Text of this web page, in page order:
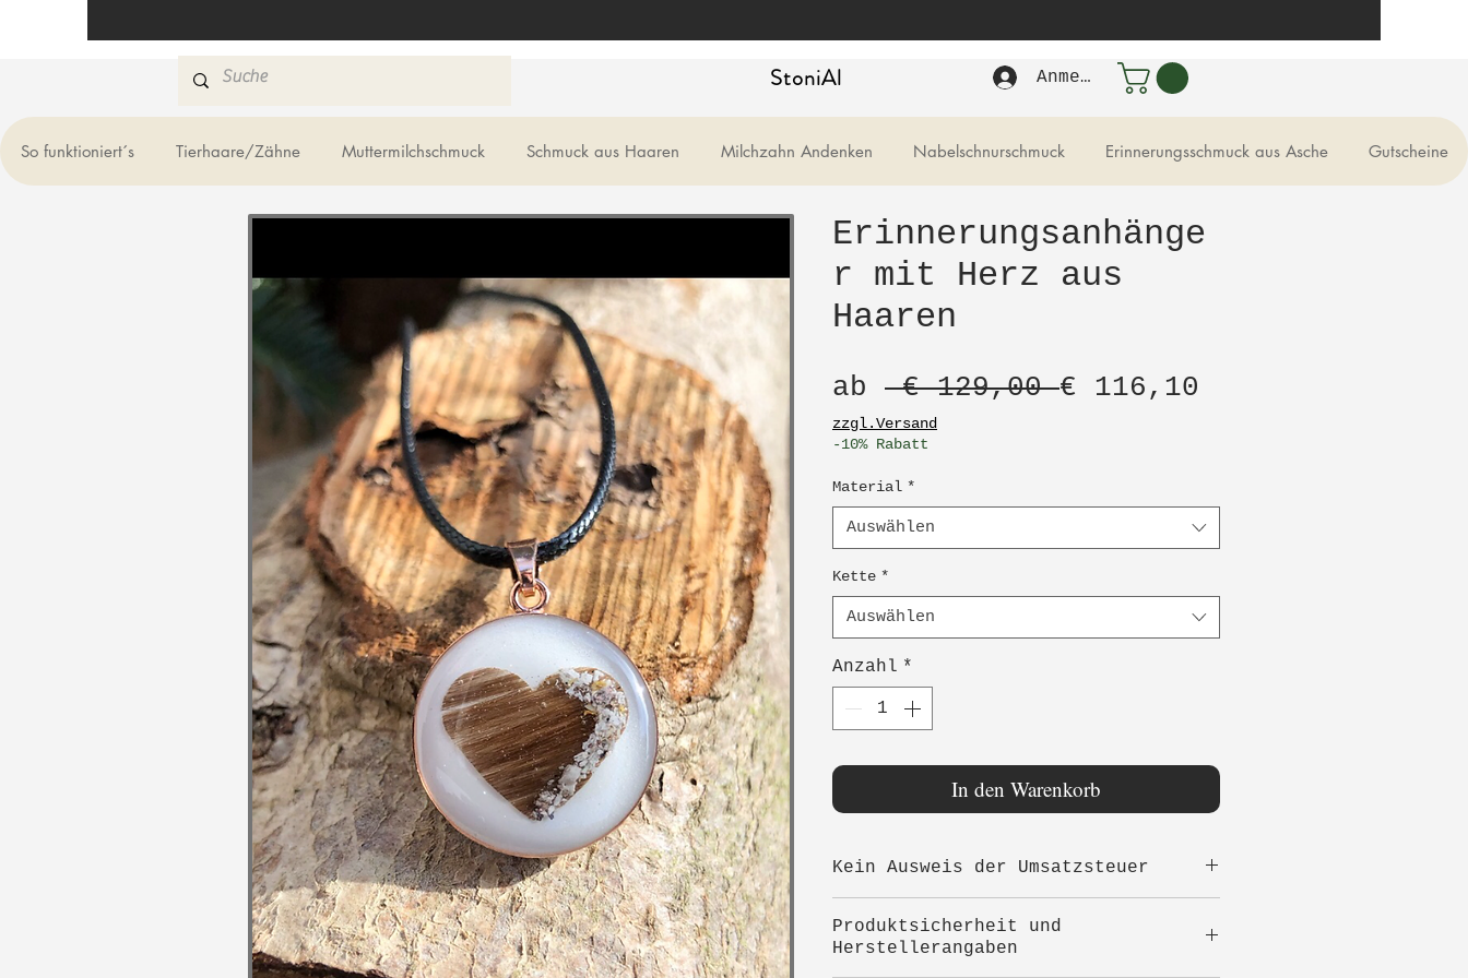
StoniAl Anmelden
So funktioniert´s Tierhaare/Zähne Muttermilchschmuck Schmuck aus Haaren Milchzahn Andenken Nabelschnurschmuck Erinnerungsschmuck aus Asche Gutscheine
Erinnerungsanhänge
r mit Herz aus
Haaren
ab € 129,00 Standardpreis
€ 116,10
zzgl.Versand
-10% Rabatt
Material *
Auswählen
Kette *
Auswählen
Anzahl *
In den Warenkorb
Kein Ausweis der Umsatzsteuer
Gesamtpreise. Kein Ausweis der
Umsatzsteuer (Kleinunternehmer)
Produktsicherheit und
Herstellerangaben